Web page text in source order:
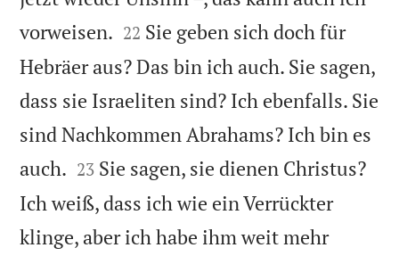
vorweisen. 

22 Sie geben sich doch für
Hebräer aus? Das bin ich auch. Sie sagen,
dass sie Israeliten sind? Ich ebenfalls. Sie
sind Nachkommen Abrahams? Ich bin es
auch. 

23 Sie sagen, sie dienen Christus?
Ich weiß, dass ich wie ein Verrückter
klinge, aber ich habe ihm weit mehr